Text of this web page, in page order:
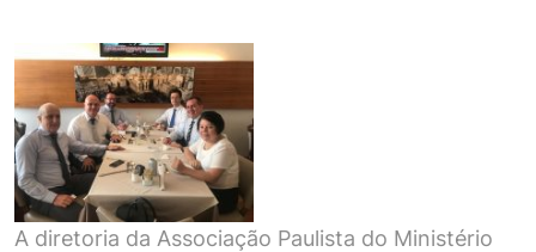
A diretoria da Associação Paulista do Ministério